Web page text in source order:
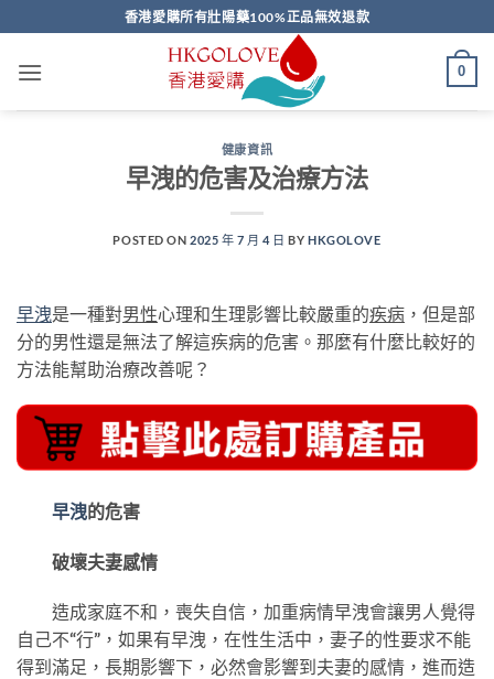
to
content
香港愛購所有壯陽藥100%正品無效退款
0
健康資訊
早洩的危害及治療方法
POSTED ON2025 年 7 月 4 日 BYHKGOLOVE
早洩是一種對男性心理和生理影響比較嚴重的疾病 ，但是部
分的男性還是無法了解這疾病的危害。那麼有什麼比較好的
方法能幫助治療改善呢？
早洩的危害
破壞夫妻感情
造成家庭不和，喪失自信，加重病情早洩會讓男人覺得
自己不“行”，如果有早洩，在性生活中，妻子的性要求不能
得到滿足，長期影響下，必然會影響到夫妻的感情，進而造